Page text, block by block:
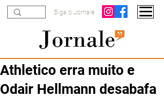
Siga o Jornale
Athletico erra muito e
Odair Hellmann desabafa